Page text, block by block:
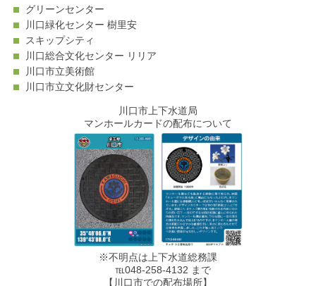
グリーンセンター
川口緑化センター 樹里安
スキップシティ
川口総合文化センター リリア
川口市立美術館
川口市立文化財センター
川口市上下水道局
マンホールカードの配布について
※不明点は上下水道総務課
℡048-258-4132 まで
【川口市での配布場所】